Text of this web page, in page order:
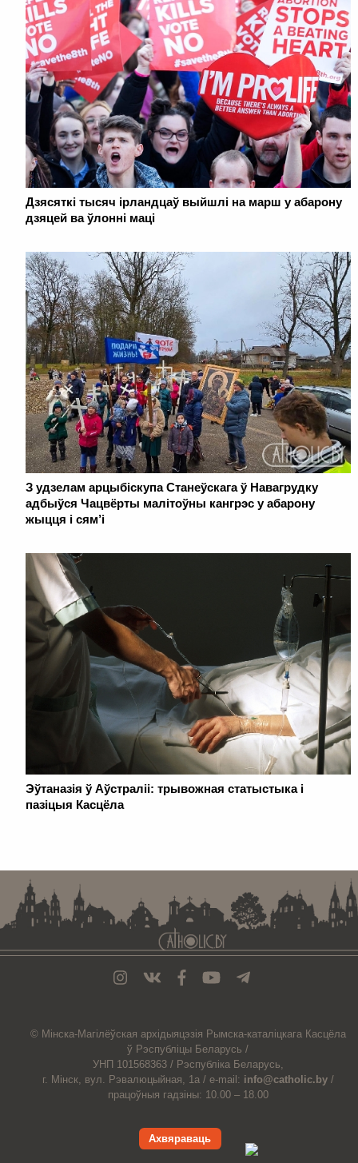
Дзясяткі тысяч ірландцаў выйшлі на марш у абарону
дзяцей ва ўлонні маці
З удзелам арцыбіскупа Станеўскага ў Навагрудку
адбыўся Чацвёрты малітоўны кангрэс у абарону
жыцця і сям’і
Эўтаназія ў Аўстраліі: трывожная статыстыка і
пазіцыя Касцёла
© Мiнска-Магiлёўская архiдыяцэзiя Рымска-каталіцкага Касцёла
ў Рэспубліцы Беларусь /
УНП 101568363 / Рэспубліка Беларусь,
г. Мінск, вул. Рэвалюцыйная, 1а / e-mail: info@catholic.by /
працоўныя гадзіны: 10.00 – 18.00
Ахвяраваць